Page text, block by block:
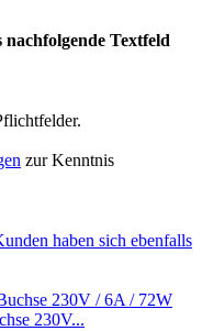
nachfolgende Textfeld
zur Kenntnis
haben sich ebenfalls
230V...